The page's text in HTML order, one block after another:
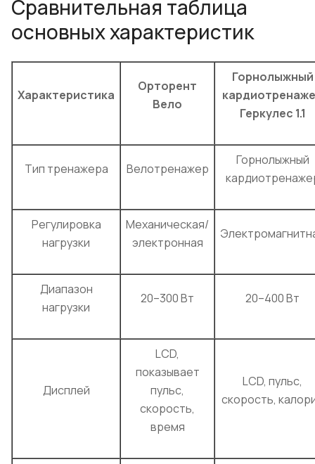
Сравнительная таблица
основных характеристик
Характеристика
Орторент
Вело
Горнолыжный
Геркулес 1.1
Тип тренажера Велотренажер
Горнолыжный
Регулировка
нагрузки
Механическая/
электронная
Диапазон
нагрузки
20–300 Вт 20–400 Вт
Дисплей
LCD,
показывает
пульс,
скорость,
время
LCD, пульс,
скорость,